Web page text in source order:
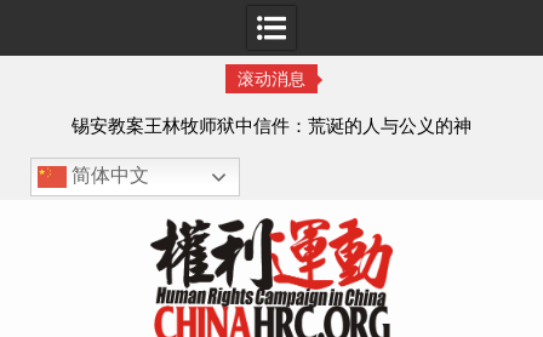
滚动消息
锡安教案王林牧师狱中信件：荒诞的人与公义的神
简体中文